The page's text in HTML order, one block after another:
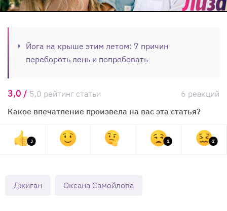
Йога на крыше этим летом: 7 причин
перебороть лень и попробовать
3,0 / 5,0 рейтинг статьи
6 реакций
Какое впечатление произвела на вас эта статья?
3 1 2
Джиган Оксана Самойлова